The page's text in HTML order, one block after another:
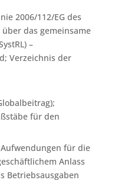
2006/112/EG des
über das gemeinsame
–
Verzeichnis der
für den
für die
Anlass
Betriebsausgaben